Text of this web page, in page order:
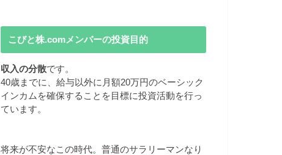
こびと株.comメンバーの投資目的
収入の分散です。
40歳までに、給与以外に月額20万円のベーシック
インカムを確保することを目標に投資活動を行っ
ています。
将来が不安なこの時代。普通のサラリーマンなり